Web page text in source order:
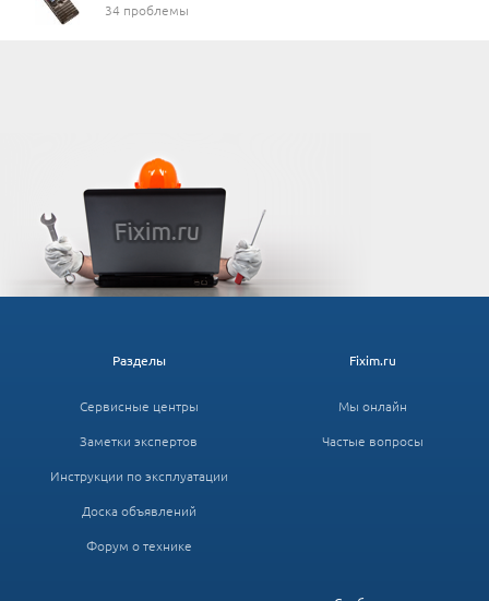
34 проблемы
Fixim.ru
Мы онлайн
Частые вопросы
Разделы
Сервисные центры
Заметки экспертов
Инструкции по эксплуатации
Доска объявлений
Форум о технике